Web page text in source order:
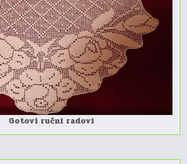
Gotovi ručni radovi